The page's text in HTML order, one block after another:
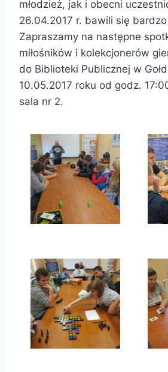
młodzież, jak i obecni
26.04.2017 r. bawili się
Zapraszamy na następne
miłośników i kolekcjonerów
do Biblioteki Publicznej w
10.05.2017 roku od godz.
sala nr 2.